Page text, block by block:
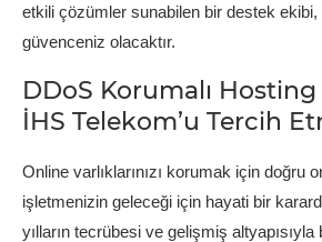
etkili çözümler sunabilen bir destek ekibi,
güvenceniz olacaktır.
DDoS Korumalı
İHS Telekom’u Tercih
Online varlıklarınızı korumak için doğru
işletmenizin geleceği için hayati bir
yılların tecrübesi ve gelişmiş altyapısıyla